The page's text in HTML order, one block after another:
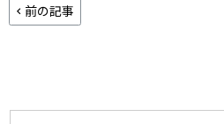
前の記事